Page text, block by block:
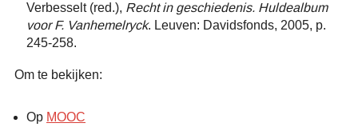
Verbesselt (red.), Recht in geschiedenis. Huldealbum
voor F. Vanhemelryck. Leuven: Davidsfonds, 2005, p.
245-258.
Om te bekijken:
Op MOOC